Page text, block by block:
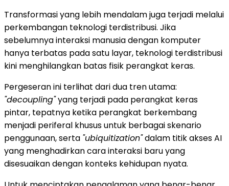
Transformasi yang lebih mendalam juga terjadi melalui
perkembangan teknologi terdistribusi. Jika
sebelumnya interaksi manusia dengan komputer
hanya terbatas pada satu layar, teknologi terdistribusi
kini menghilangkan batas fisik perangkat keras.
Pergeseran ini terlihat dari dua tren utama:
"decoupling"yang terjadi pada perangkat keras
pintar, tepatnya ketika perangkat berkembang
menjadi periferal khusus untuk berbagai skenario
penggunaan, serta "ubiquitization"dalam titik akses AI
yang menghadirkan cara interaksi baru yang
disesuaikan dengan konteks kehidupan nyata.